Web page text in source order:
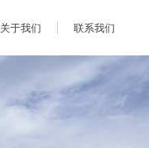
关于我们 联系我们